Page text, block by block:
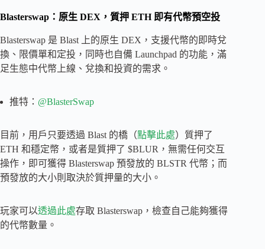
Blasterswap：原生 DEX，質押 ETH 即有代幣預空投
Blasterswap 是 Blast 上的原生 DEX，支援代幣的即時兌
換、限價單和定投，同時也自備 Launchpad 的功能，滿
足生態中代幣上線、兌換和投資的需求。
推特： @BlasterSwap
目前，用戶只要透過 Blast 的橋（點擊此處）質押了
ETH 和穩定幣，或者是質押了 $BLUR，無需任何交互
操作，即可獲得 Blasterswap 預發放的 BLSTR 代幣；而
預發放的大小則取決於質押量的大小。
玩家可以透過此處存取 Blasterswap，檢查自己能夠獲得
的代幣數量。